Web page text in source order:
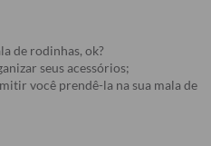
de rodinhas, ok?
seus acessórios;
você prendê-la na sua mala de